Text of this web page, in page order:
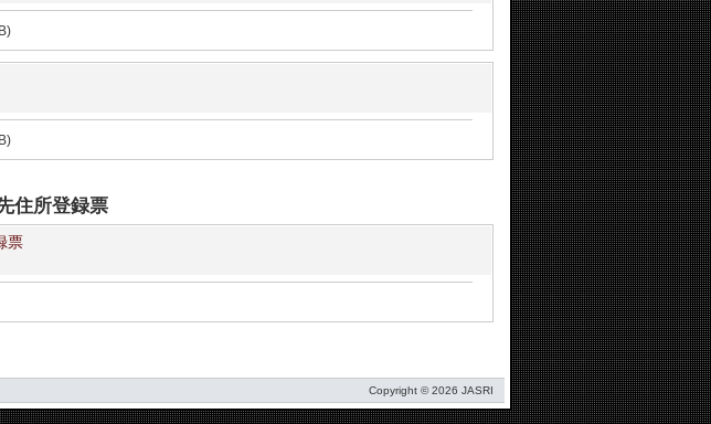
住所登録票
票
Copyright © 2026 JASRI